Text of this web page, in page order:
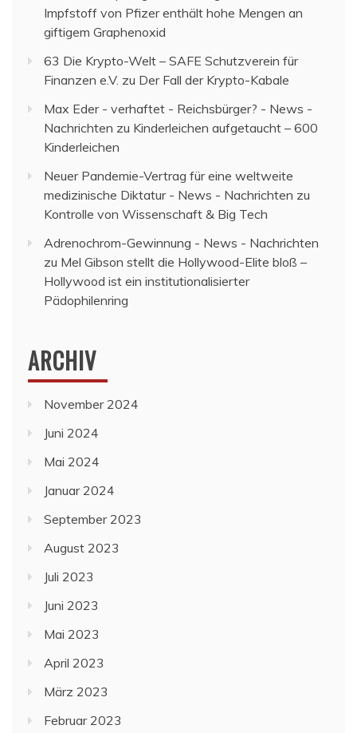
Impfstoff von Pfizer enthält hohe Mengen an
giftigem Graphenoxid
63 Die Krypto-Welt – SAFE Schutzverein für
Finanzen e.V. zu Der Fall der Krypto-Kabale
Max Eder - verhaftet - Reichsbürger? - News -
Nachrichten zu Kinderleichen aufgetaucht – 600
Kinderleichen
Neuer Pandemie-Vertrag für eine weltweite
medizinische Diktatur - News - Nachrichten zu
Kontrolle von Wissenschaft & Big Tech
Adrenochrom-Gewinnung - News - Nachrichten
zu Mel Gibson stellt die Hollywood-Elite bloß –
Hollywood ist ein institutionalisierter
Pädophilenring
ARCHIV
November 2024
Juni 2024
Mai 2024
Januar 2024
September 2023
August 2023
Juli 2023
Juni 2023
Mai 2023
April 2023
März 2023
Februar 2023